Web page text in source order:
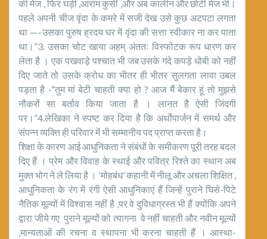
की मेज , फिर घड़ी ,आराम कुर्सी ,और अब कालीन और छोटी मेज भी।
पहले अपनी चीज वृंदा के कमरे में सजी देख उसे कुछ अटपटा लगता
था —–उसका पुरुष ह्रदय घर में वृंदा की सत्ता स्वीकार ना कर पाता
था।”3. उसका चोट खाया अहम् अंततः विस्फोटक रूप धारण कर
लेता है । एक पखवाड़े पश्चात भी जब उसके गंदे कपड़े धोबी को नहीं
दिए जाते तो उसके क्रोध का भीतर ही भीतर सुलगता लावा उबल
पड़ता है -“तुम मां बेटी चाहती क्या हो ? आज मैं बेकार हूं तो मुझसे
नौकरों सा बर्ताव किया जाता है । लानत है ऐसी जिंदगी
पर।”4.लेखिका ने स्पष्ट कर दिया है कि अर्थोपार्जन में समर्थ और
संपन्न व्यक्ति ही परिवार में भी सम्मानीय पद प्राप्त करता है।
शिक्षा के कारण आई आधुनिकता ने संबंधों के समीकरण पूरी तरह बदल
दिए हैं । प्रेम और विवाह के स्थाई और पवित्र रिश्ते का स्थान अब
मुक्त भोग ने ले लिया है । ‘मोहबंध’ कहानी में नीलू और अचला शिक्षित ,
आधुनिकता के रंग में रंगी ऐसी आधुनिकाएं हैं जिन्हें पुराने घिसे-पिटे
नैतिक मूल्यों में विश्वास नहीं है ,पर वे दुविधाग्रस्त भी हैं क्योंकि अपने
द्वारा जीये गए पुराने मूल्यों को त्यागना वे नहीं चाहती और नवीन मूल्यों
,मान्यताओं की रचना व स्थापना भी करना चाहती हैं । आस्था-